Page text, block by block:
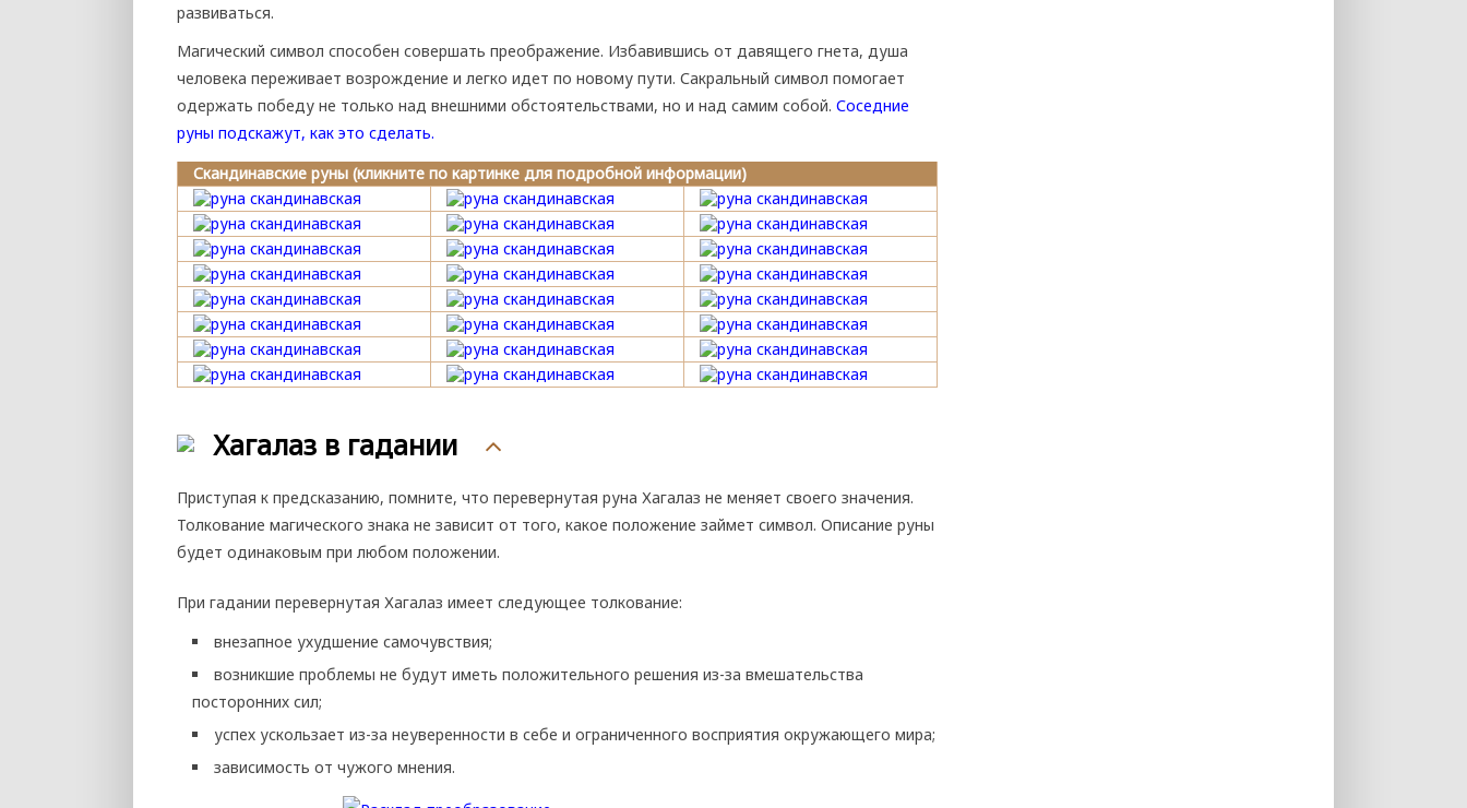
развиваться.
Магический символ способен совершать преображение. Избавившись от давящего гнета, душа
человека переживает возрождение и легко идет по новому пути. Сакральный символ помогает
одержать победу не только над внешними обстоятельствами, но и над самим собой. Соседние
руны подскажут, как это сделать.
Скандинавские руны (кликните по картинке для подробной информации)
Хагалаз в гадании
Приступая к предсказанию, помните, что перевернутая руна Хагалаз не меняет своего значения.
Толкование магического знака не зависит от того, какое положение займет символ. Описание руны
будет одинаковым при любом положении.
При гадании перевернутая Хагалаз имеет следующее толкование:
внезапное ухудшение самочувствия;
возникшие проблемы не будут иметь положительного решения из-за вмешательства
посторонних сил;
успех ускользает из-за неуверенности в себе и ограниченного восприятия окружающего мира;
зависимость от чужого мнения.